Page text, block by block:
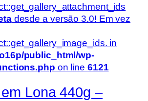
desde a versão 3.0! Em vez
in
public_html/wp-
on line 6121
Lona 440g –